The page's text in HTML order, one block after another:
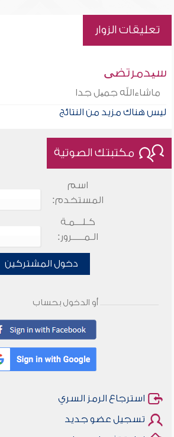
تعليقات الزوار
سیدمرتضی
ماشاءالله جمیل جدا
ليس هناك مزيد من النتائج
مكتبتك الصوتية
اسم
المستخدم:
كـلـــمـة
الـمـــــرور:
دخول المشتركين
أو الدخول بحساب
استرجاع الرمز السري
تسجيل عضو جديد